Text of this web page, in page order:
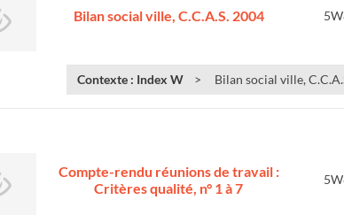
Bilan social ville, C.C.A.S. 2004
Contexte : Index W Bilan social ville,
Compte-rendu réunions de travail :
Critères qualité, n° 1 à 7